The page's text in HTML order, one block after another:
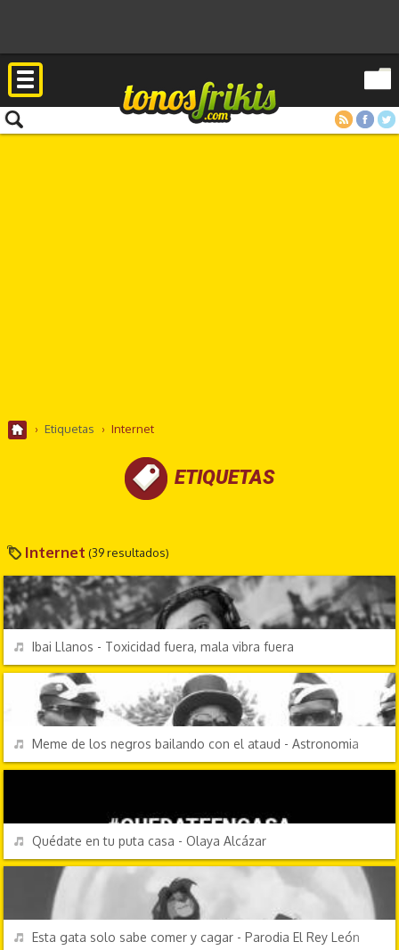
RSS FacebookTwitter
› Etiquetas › Internet
ETIQUETAS
Internet (39 resultados)
REPRODUCIR
Ibai Llanos - Toxicidad fuera, mala vibra fuera
REPRODUCIR
Meme de los negros bailando con el ataud - Astronomia
REPRODUCIR
Quédate en tu puta casa - Olaya Alcázar
REPRODUCIR
Esta gata solo sabe comer y cagar - Parodia El Rey León